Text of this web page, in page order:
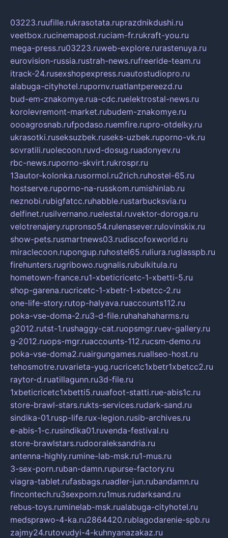
03223.ruufille.rukrasotata.ruprazdnikdushi.ru
veetbox.rucinemapost.ruciam-fr.rukraft-you.ru
mega-press.ru03223.ruweb-explore.rurastenuya.ru
eurovision-russia.rustrah-news.rufreeride-team.ru
itrack-24.rusexshopexpress.ruautostudiopro.ru
alabuga-cityhotel.rupornv.ruatlantpereezd.ru
bud-em-znakomye.rua-cdc.ruelektrostal-news.ru
korolevremont-market.rubudem-znakomye.ru
oooagrosnab.rufpodaso.ruemfire.rupro-otdelky.ru
ukrasotki.ruseksuzbek.ruseks-uzbek.ruporno-vk.ru
sovratili.ruolecoon.ruvd-dosug.ruadonyev.ru
rbc-news.ruporno-skvirt.rukrospr.ru
13autor-kolonka.rusormol.ru2rich.ruhostel-65.ru
hostserve.ruporno-na-russkom.rumishinlab.ru
neznobi.rubigfatcc.ruhabble.rustarbucksvia.ru
delfinet.rusilvernano.ruelestal.ruvektor-doroga.ru
velotrenajery.rupronso54.rulenasever.rulovinskix.ru
show-pets.rusmartnews03.rudiscofoxworld.ru
miraclecoon.rupongup.ruhostel65.ruliura.ruglasspb.ru
firehunters.rugribowo.rugnalis.rubulkitula.ru
hometown-france.ru1-xbeticricetc-1-xbetti-5.ru
shop-garena.rucricetc-1-xbetr-1-xbetcc-2.ru
one-life-story.rutop-halyava.ruaccounts112.ru
poka-vse-doma-2.ru3-d-file.ruhahahaharms.ru
g2012.rutst-1.rushaggy-cat.ruopsmgr.ruev-gallery.ru
g-2012.ruops-mgr.ruaccounts-112.rucsm-demo.ru
poka-vse-doma2.ruairgungames.ruallseo-host.ru
tehosmotre.ruvarieta-yug.rucricetc1xbetr1xbetcc2.ru
raytor-d.ruatillagunn.ru3d-file.ru
1xbeticricetc1xbetti5.ruuafoot-statti.rue-abis1c.ru
store-brawl-stars.rukts-services.rudark-sand.ru
sindika-01.rusp-life.rux-legion.rusib-archives.ru
e-abis-1-c.rusindika01.ruvenda-festival.ru
store-brawlstars.rudooraleksandria.ru
antenna-highly.rumine-lab-msk.ru1-mus.ru
3-sex-porn.ruban-damn.rupurse-factory.ru
viagra-tablet.rufasbags.ruadler-jun.rubandamn.ru
fincontech.ru3sexporn.ru1mus.rudarksand.ru
rebus-toys.ruminelab-msk.rualabuga-cityhotel.ru
medsprawo-4-ka.ru2864420.rublagodarenie-spb.ru
zajmy24.rutovudyi-4-kuhnyanazakaz.ru